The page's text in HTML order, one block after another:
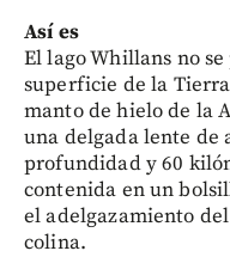
Así es
El lago Whillans no
superficie de la
manto de hielo de la
una delgada lente de
profundidad y 60
contenida en un
el adelgazamiento
colina.